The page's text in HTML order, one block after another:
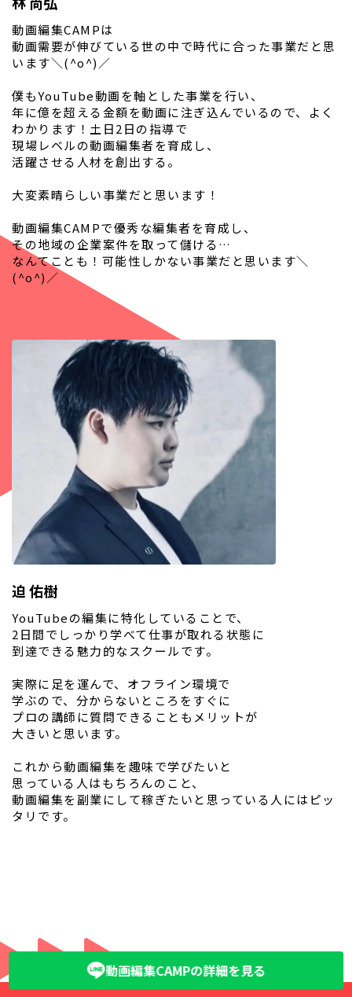
動画編集CAMPの詳細を見る
動画編集CAMPは
動画需要が伸びている世の中で時代に合った事業だと思
います＼(^o^)／
僕もYouTube動画を軸とした事業を行い、
年に億を超える金額を動画に注ぎ込んでいるので、よく
わかります！土日2日の指導で
現場レベルの動画編集者を育成し、
活躍させる人材を創出する。
大変素晴らしい事業だと思います！
動画編集CAMPで優秀な編集者を育成し、
その地域の企業案件を取って儲ける…
なんてことも！可能性しかない事業だと思います＼
(^o^)／
迫 佑樹
YouTubeの編集に特化していることで、
2日間でしっかり学べて仕事が取れる状態に
到達できる魅力的なスクールです。
実際に足を運んで、オフライン環境で
学ぶので、分からないところをすぐに
プロの講師に質問できることもメリットが
大きいと思います。
これから動画編集を趣味で学びたいと
思っている人はもちろんのこと、
動画編集を副業にして稼ぎたいと思っている人にはピッ
タリです。